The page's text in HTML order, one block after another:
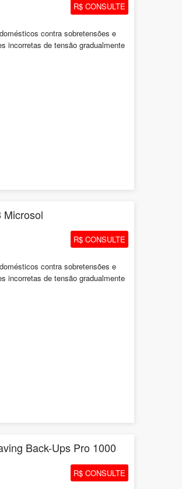
R$ CONSULTE
contra sobretensões e
incorretas de tensão gradualmente
Microsol
R$ CONSULTE
contra sobretensões e
incorretas de tensão gradualmente
Back-Ups Pro 1000
R$ CONSULTE